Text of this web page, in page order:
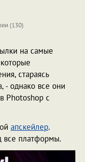
(130)
на самые
стараясь
- однако все они
Photoshop с
апскейлер.
все платформы.